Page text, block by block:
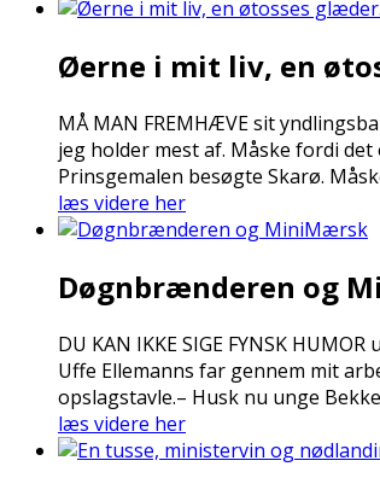
Øerne i mit liv, en
MÅ MAN FREMHÆVE sit
jeg holder mest af. Måske fordi
Prinsgemalen besøgte Skarø.
læs videre her
Døgnbrænderen og
DU KAN IKKE SIGE FYNSK
Uffe Ellemanns far gennem mit
opslagstavle.– Husk nu unge
læs videre her